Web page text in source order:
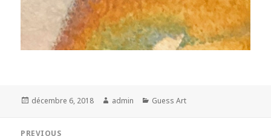
Posted
décembre 6, 2018 Author
admin Categories
Guess Art
PREVIOUS